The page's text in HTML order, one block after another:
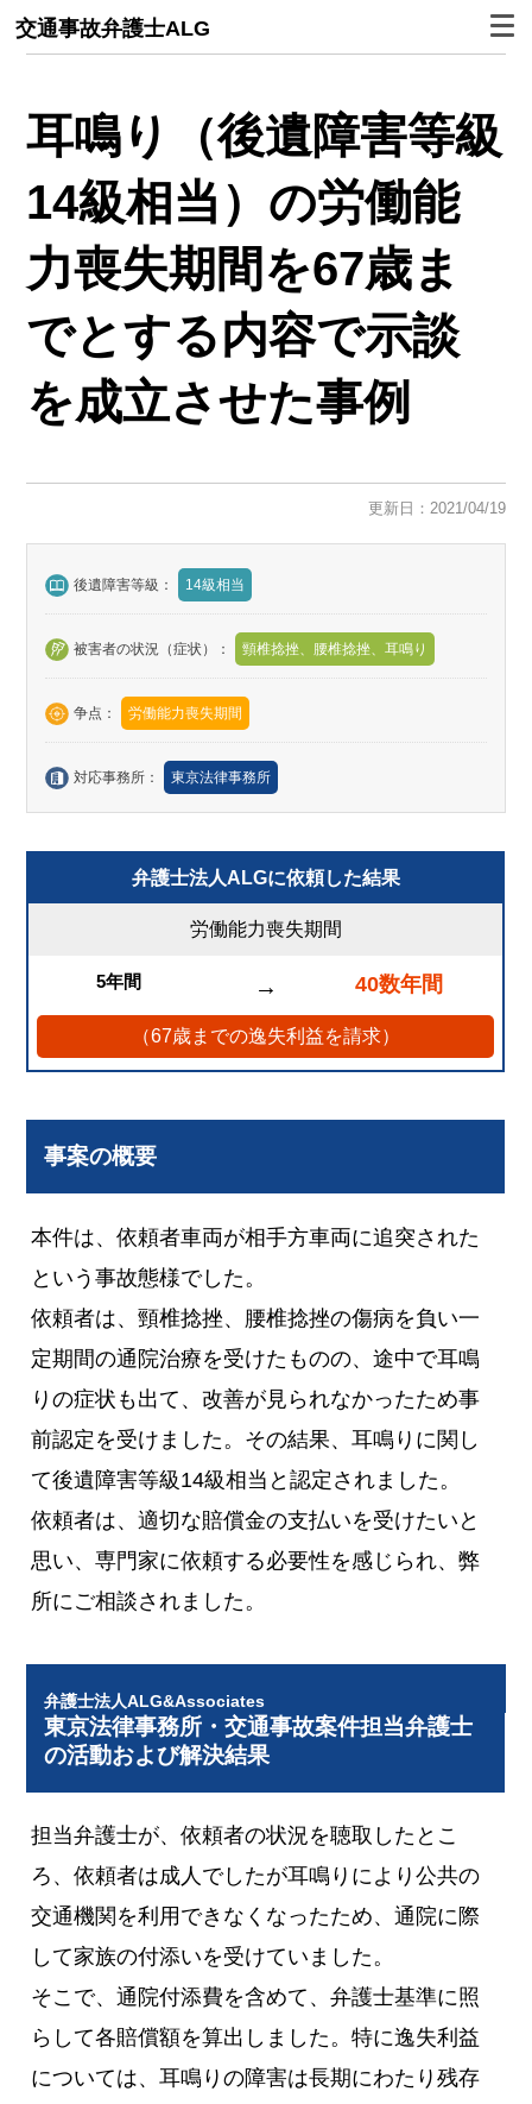
交通事故弁護士ALG
耳鳴り（後遺障害等級
14級相当）の労働能
力喪失期間を67歳ま
でとする内容で示談
を成立させた事例
更新日：2021/04/19
後遺障害等級： 14級相当
被害者の状況（症状）： 頸椎捻挫、腰椎捻挫、耳鳴り
争点： 労働能力喪失期間
対応事務所： 東京法律事務所
弁護士法人ALGに依頼した結果
労働能力喪失期間
5年間 → 40数年間
（67歳までの逸失利益を請求）
事案の概要
本件は、依頼者車両が相手方車両に追突された
という事故態様でした。
依頼者は、頸椎捻挫、腰椎捻挫の傷病を負い一
定期間の通院治療を受けたものの、途中で耳鳴
りの症状も出て、改善が見られなかったため事
前認定を受けました。その結果、耳鳴りに関し
て後遺障害等級14級相当と認定されました。
依頼者は、適切な賠償金の支払いを受けたいと
思い、専門家に依頼する必要性を感じられ、弊
所にご相談されました。
弁護士法人ALG&Associates
東京法律事務所・交通事故案件担当弁護士
の活動および解決結果
担当弁護士が、依頼者の状況を聴取したとこ
ろ、依頼者は成人でしたが耳鳴りにより公共の
交通機関を利用できなくなったため、通院に際
して家族の付添いを受けていました。
そこで、通院付添費を含めて、弁護士基準に照
らして各賠償額を算出しました。特に逸失利益
については、耳鳴りの障害は長期にわたり残存